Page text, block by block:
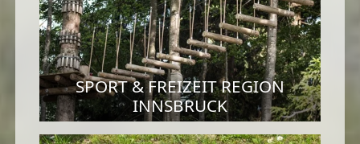
SPORT & FREIZEIT REGION
INNSBRUCK